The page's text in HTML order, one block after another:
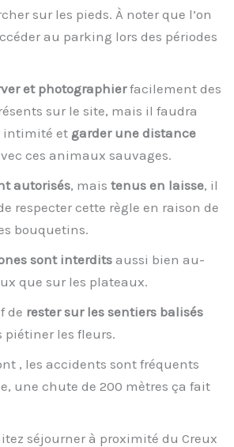
sur les pieds. À noter que l’on
au parking lors des périodes
et photographierfacilement des
sur le site, mais il faudra
intimité et garder une distance
ces animaux sauvages.
autorisés, mais tenus en laisse, il
respecter cette règle en raison de
bouquetins.
sont interdits aussi bien au-
que sur les plateaux.
de rester sur les sentiers balisés
piétiner les fleurs.
, les accidents sont fréquents
une chute de 200 mètres ça fait
séjourner à proximité du Creux